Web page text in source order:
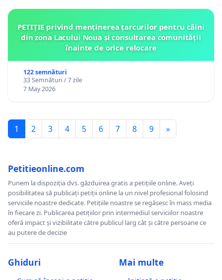
PETIȚIE privind menținerea țarcurilor pentru câini
din zona Lacului Noua și consultarea comunității
înainte de orice relocare
122 semnături
33 Semnături / 7 zile
7 May 2026
1 2 3 4 5 6 7 8 9 »
Petitieonline.com
Punem la dispoziția dvs. găzduirea gratis a petițiile online. Aveți
posibilitatea să publicați petiții online la un nivel profesional folosind
serviciile noastre dedicate. Petițiile noastre se regăsesc în mass media
în fiecare zi. Publicarea petițiilor prin intermediul serviciilor noastre
oferă impact și vizibilitate către publicul larg cât și către persoane ce
au putere de decizie
Ghiduri Mai multe